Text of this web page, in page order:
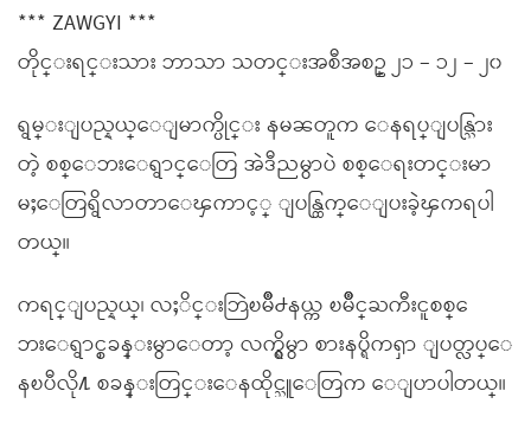
*** ZAWGYI ***
တိုင္းရင္းသား ဘာသာ သတင္းအစီအစဥ္ ၂၁ – ၁၂ – ၂၀
ရွမ္းျပည္နယ္ေျမာက္ပိုင္း နမၼတူက ေနရပ္ျပန္သြား
တဲ့ စစ္ေဘးေရွာင္ေတြ အဲဒီညမွာပဲ စစ္ေရးတင္းမာ
မႈေတြရွိလာတာေၾကာင့္ ျပန္ထြက္ေျပးခဲ့ၾကရပါ
တယ္။
ကရင္ျပည္နယ္၊ လႈိင္းဘြဲၿမိဳ႕နယ္က ၿမိဳင္ႀကီးငူစစ္ေ
ဘးေရွာင္စခန္းမွာေတာ့ လက္ရွိမွာ စားနပ္ရိကၡာ ျပတ္လပ္ေ
နၿပီလို႔ စခန္းတြင္းေနထိုင္သူေတြက ေျပာပါတယ္။